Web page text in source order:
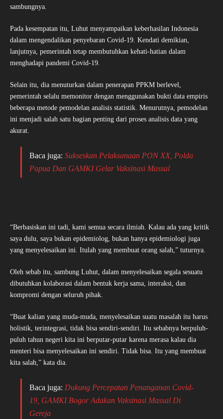
sambungnya.
Pada kesempatan itu, Luhut menyampaikan keberhasilan Indonesia
dalam mengendalikan penyebaran Covid-19. Kendati demikian,
lanjutnya, pemerintah tetap membutuhkan kehati-hatian dalam
menghadapi pandemi Covid-19.
Selain itu, dia menuturkan dalam penerapan PPKM berlevel,
pemerintah selalu memonitor dengan menggunakan bukti data empiris
beberapa metode pemodelan analisis statistik. Menurutnya, pemodelan
ini menjadi salah satu bagian penting dari proses analisis data yang
akurat.
Baca juga: Sukseskan Pelaksanaan PON XX, Polda
Papua Dan GAMKI Gelar Vaksinasi Massal
“Berbasiskan ini tadi, kami semua secara ilmiah. Kalau ada yang kritik
saya dulu, saya bukan epidemiolog, bukan hanya epidemiologi juga
yang menyelesaikan ini. Itulah yang membuat orang salah,” tuturnya.
Oleh sebab itu, sambung Luhut, dalam menyelesaikan segala sesuatu
dibutuhkan kolaborasi dalam bentuk kerja sama, interaksi, dan
kompromi dengan seluruh pihak.
“Buat kalian yang muda-muda, menyelesaikan suatu masalah itu harus
holistik, terintegrasi, tidak bisa sendiri-sendiri. Itu sebabnya berpuluh-
puluh tahun negeri kita ini berputar-putar karena merasa kalau dia
menteri bisa menyelesaikan ini sendiri. Tidak bisa. Itu yang membuat
kita salah,” kata dia.
Baca juga: Dukung Percepatan Penanganan Covid-
19, GAMKI Bogor Adakan Vaksinasi Massal Di
Gereja